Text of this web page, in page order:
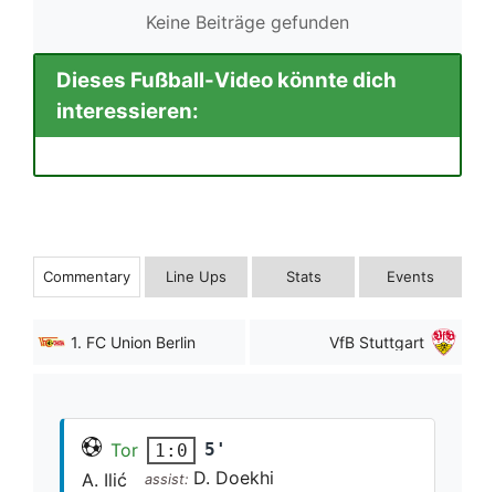
Keine Beiträge gefunden
Dieses Fußball-Video könnte dich
interessieren:
Commentary Line Ups Stats Events
1. FC Union Berlin VfB Stuttgart
Tor 1:0 5'
A. Ilić assist: D. Doekhi